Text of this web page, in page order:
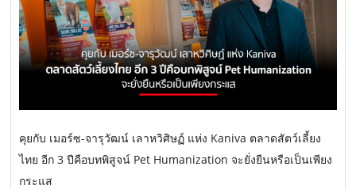
คุยกับ เมอร์ซ-จารุวัฒน์ เลาหวิศิษฏ์ แห่ง Kaniva ตลาดสัตว์เลี้ยง
ไทย อีก 3 ปีคือบทพิสูจน์ Pet Humanization จะยั่งยืนหรือเป็นเพียง
กระแส